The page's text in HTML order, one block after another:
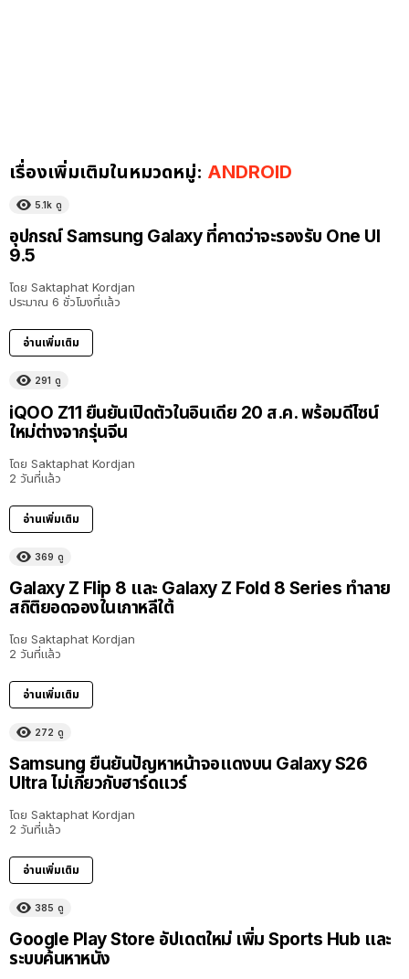
เรื่องเพิ่มเติมในหมวดหมู่: ANDROID
5.1k ดู
อุปกรณ์ Samsung Galaxy ที่คาดว่าจะรองรับ One UI
9.5
โดย Saktaphat Kordjan
ประมาณ 6 ชั่วโมงที่แล้ว
อ่านเพิ่มเติม
291 ดู
iQOO Z11 ยืนยันเปิดตัวในอินเดีย 20 ส.ค. พร้อมดีไซน์
ใหม่ต่างจากรุ่นจีน
โดย Saktaphat Kordjan
2 วันที่แล้ว
อ่านเพิ่มเติม
369 ดู
Galaxy Z Flip 8 และ Galaxy Z Fold 8 Series ทำลาย
สถิติยอดจองในเกาหลีใต้
โดย Saktaphat Kordjan
2 วันที่แล้ว
อ่านเพิ่มเติม
272 ดู
Samsung ยืนยันปัญหาหน้าจอแดงบน Galaxy S26
Ultra ไม่เกี่ยวกับฮาร์ดแวร์
โดย Saktaphat Kordjan
2 วันที่แล้ว
อ่านเพิ่มเติม
385 ดู
Google Play Store อัปเดตใหม่ เพิ่ม Sports Hub และ
ระบบค้นหาหนัง